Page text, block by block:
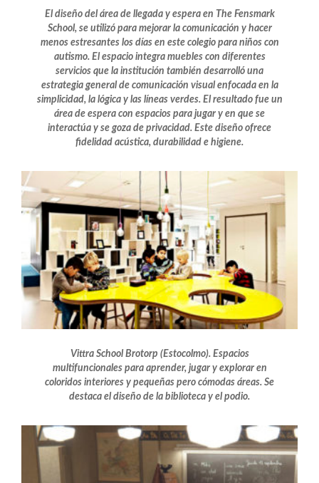
El diseño del área de llegada y espera en The Fensmark
School, se utilizó para mejorar la comunicación y hacer
menos estresantes los días en este colegio para niños con
autismo. El espacio integra muebles con diferentes
servicios que la institución también desarrolló una
estrategia general de comunicación visual enfocada en la
simplicidad, la lógica y las líneas verdes. El resultado fue un
área de espera con espacios para jugar y en que se
interactúa y se goza de privacidad. Este diseño ofrece
fidelidad acústica, durabilidad e higiene.
Vittra School Brotorp (Estocolmo). Espacios
multifuncionales para aprender, jugar y explorar en
coloridos interiores y pequeñas pero cómodas áreas. Se
destaca el diseño de la biblioteca y el podio.